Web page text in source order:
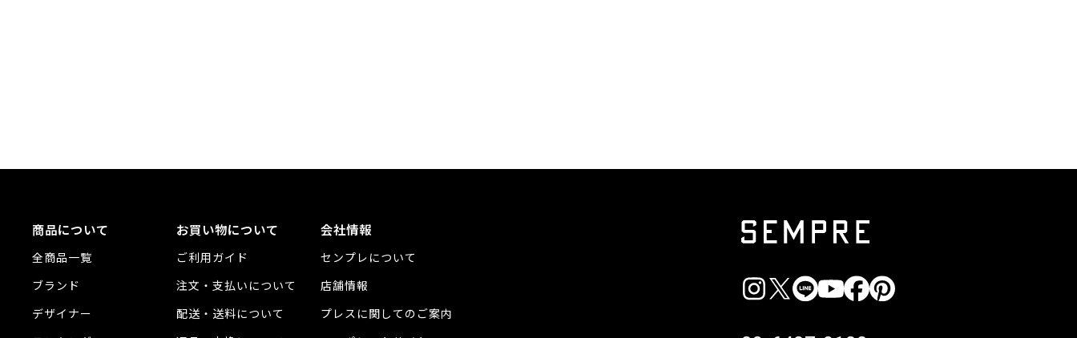
商品について
全商品一覧
ブランド
デザイナー
お買い物について
ご利用ガイド
注文・支払いについて
配送・送料について
会社情報
センプレについて
店舗情報
プレスに関してのご案内